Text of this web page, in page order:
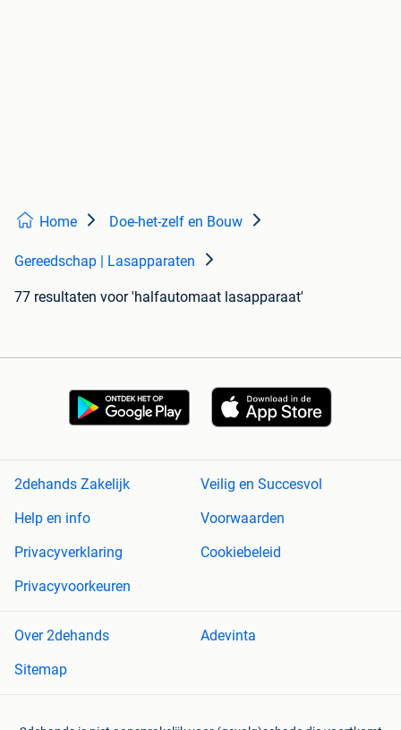
Home Doe-het-zelf en Bouw
Gereedschap | Lasapparaten
77 resultaten voor 'halfautomaat lasapparaat'
2dehands Zakelijk
Veilig en Succesvol
Help en info
Voorwaarden
Privacyverklaring
Cookiebeleid
Privacyvoorkeuren
Over 2dehands
Adevinta
Sitemap